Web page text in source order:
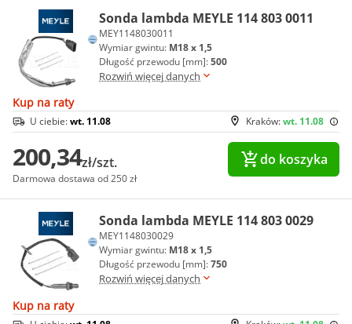
Sonda lambda MEYLE 114 803 0011
MEY1148030011
Wymiar gwintu: M18 x 1,5
Długość przewodu [mm]:500
Rozwiń więcej danych
Kup na raty
Kraków:wt. 11.08
U ciebie:wt. 11.08
200,34zł/szt.
Darmowa dostawa od 250 zł
do koszyka
Sonda lambda MEYLE 114 803 0029
MEY1148030029
Wymiar gwintu: M18 x 1,5
Długość przewodu [mm]:750
Rozwiń więcej danych
Kup na raty